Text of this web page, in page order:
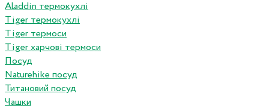
Aladdin термокухлі
Tiger термокухлі
Tiger термоси
Tiger харчові термоси
Посуд
Naturehike посуд
Титановий посуд
Чашки